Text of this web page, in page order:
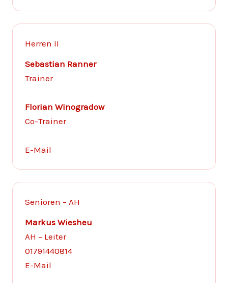
Herren II
Sebastian Ranner
Trainer
Florian Winogradow
Co-Trainer
E-Mail
Senioren – AH
Markus Wiesheu
AH – Leiter
01791440814
E-Mail